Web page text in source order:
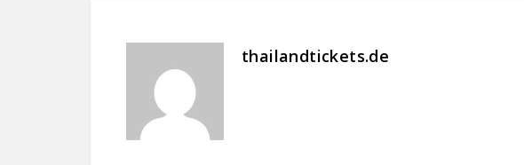
thailandtickets.de